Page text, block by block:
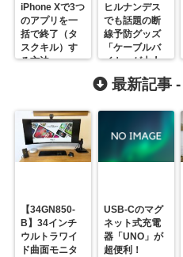
iPhone Xで3つ
のアプリを一
括で終了（タ
スクキル）す
る方法
ヒルナンデス
でも話題の断
線予防グッズ
「ケーブルバ
イト」が大人
気！
最新記事 -
【34GN850-
B】34インチ
ウルトラワイ
ド曲面モニタ
USB-Cのマグ
ネット式充電
器「UNO」が
超便利！